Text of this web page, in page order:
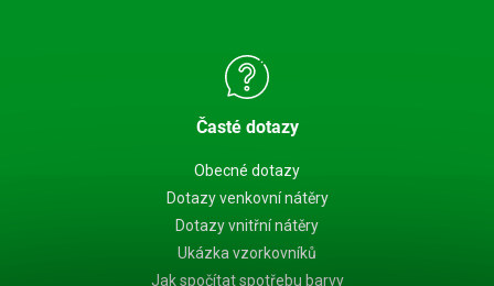
Časté dotazy
Obecné dotazy
Dotazy venkovní nátěry
Dotazy vnitřní nátěry
Ukázka vzorkovníků
Jak spočítat spotřebu barvy